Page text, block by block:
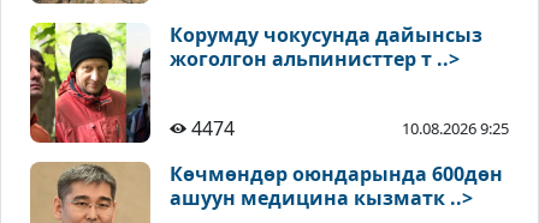
Корумду чокусунда дайынсыз
жоголгон альпинисттер т ..>
4474 10.08.2026 9:25
Көчмөндөр оюндарында 600дөн
ашуун медицина кызматк ..>